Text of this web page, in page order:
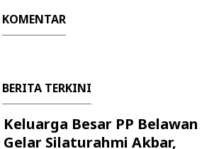
KOMENTAR
BERITA TERKINI
Keluarga Besar PP Belawan
Gelar Silaturahmi Akbar,